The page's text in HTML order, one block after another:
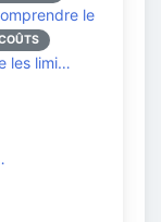
le
les limi…